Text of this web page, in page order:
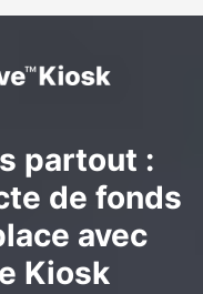
partout :
de fonds
avec
Kiosk